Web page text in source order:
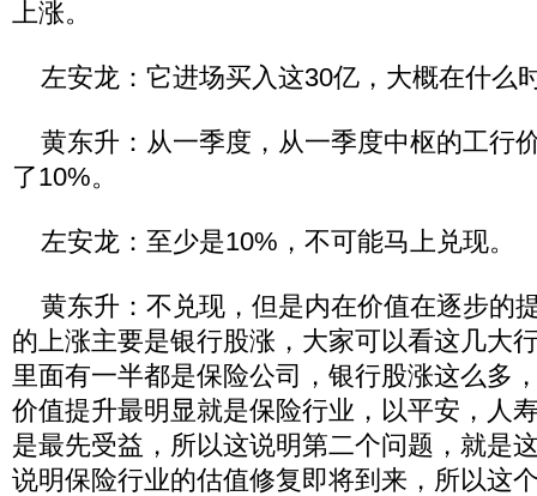
上涨。
左安龙：它进场买入这30亿，大概在什么
黄东升：从一季度，从一季度中枢的工行
了10%。
左安龙：至少是10%，不可能马上兑现。
黄东升：不兑现，但是内在价值在逐步的
的上涨主要是银行股涨，大家可以看这几大
里面有一半都是保险公司，银行股涨这么多
价值提升最明显就是保险行业，以平安，人
是最先受益，所以这说明第二个问题，就是
说明保险行业的估值修复即将到来，所以这